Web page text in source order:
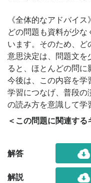
《全体的なアドバイス》
どの問題も資料が少
います。そのため、
意思決定は、問題文を
ると、ほとんどの問に
今後は、この内容を学
学習につなげ、普段の
の読み方を意識して学
＜この問題に関連する
解答
解説